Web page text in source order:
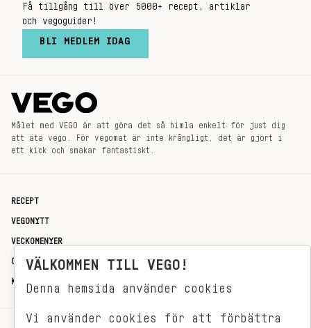
Få tillgång till över 5000+ recept, artiklar
och vegoguider!
BLI MEDLEM IDAG
Målet med VEGO är att göra det så himla enkelt för just dig
att äta vego. För vegomat är inte krångligt, det är gjort i
ett kick och smakar fantastiskt.
RECEPT
VEGONYTT
VECKOMENYER
OM OSS
KONTAKT
VÄLKOMMEN TILL VEGO!
Denna hemsida använder cookies
Vi använder cookies för att förbättra